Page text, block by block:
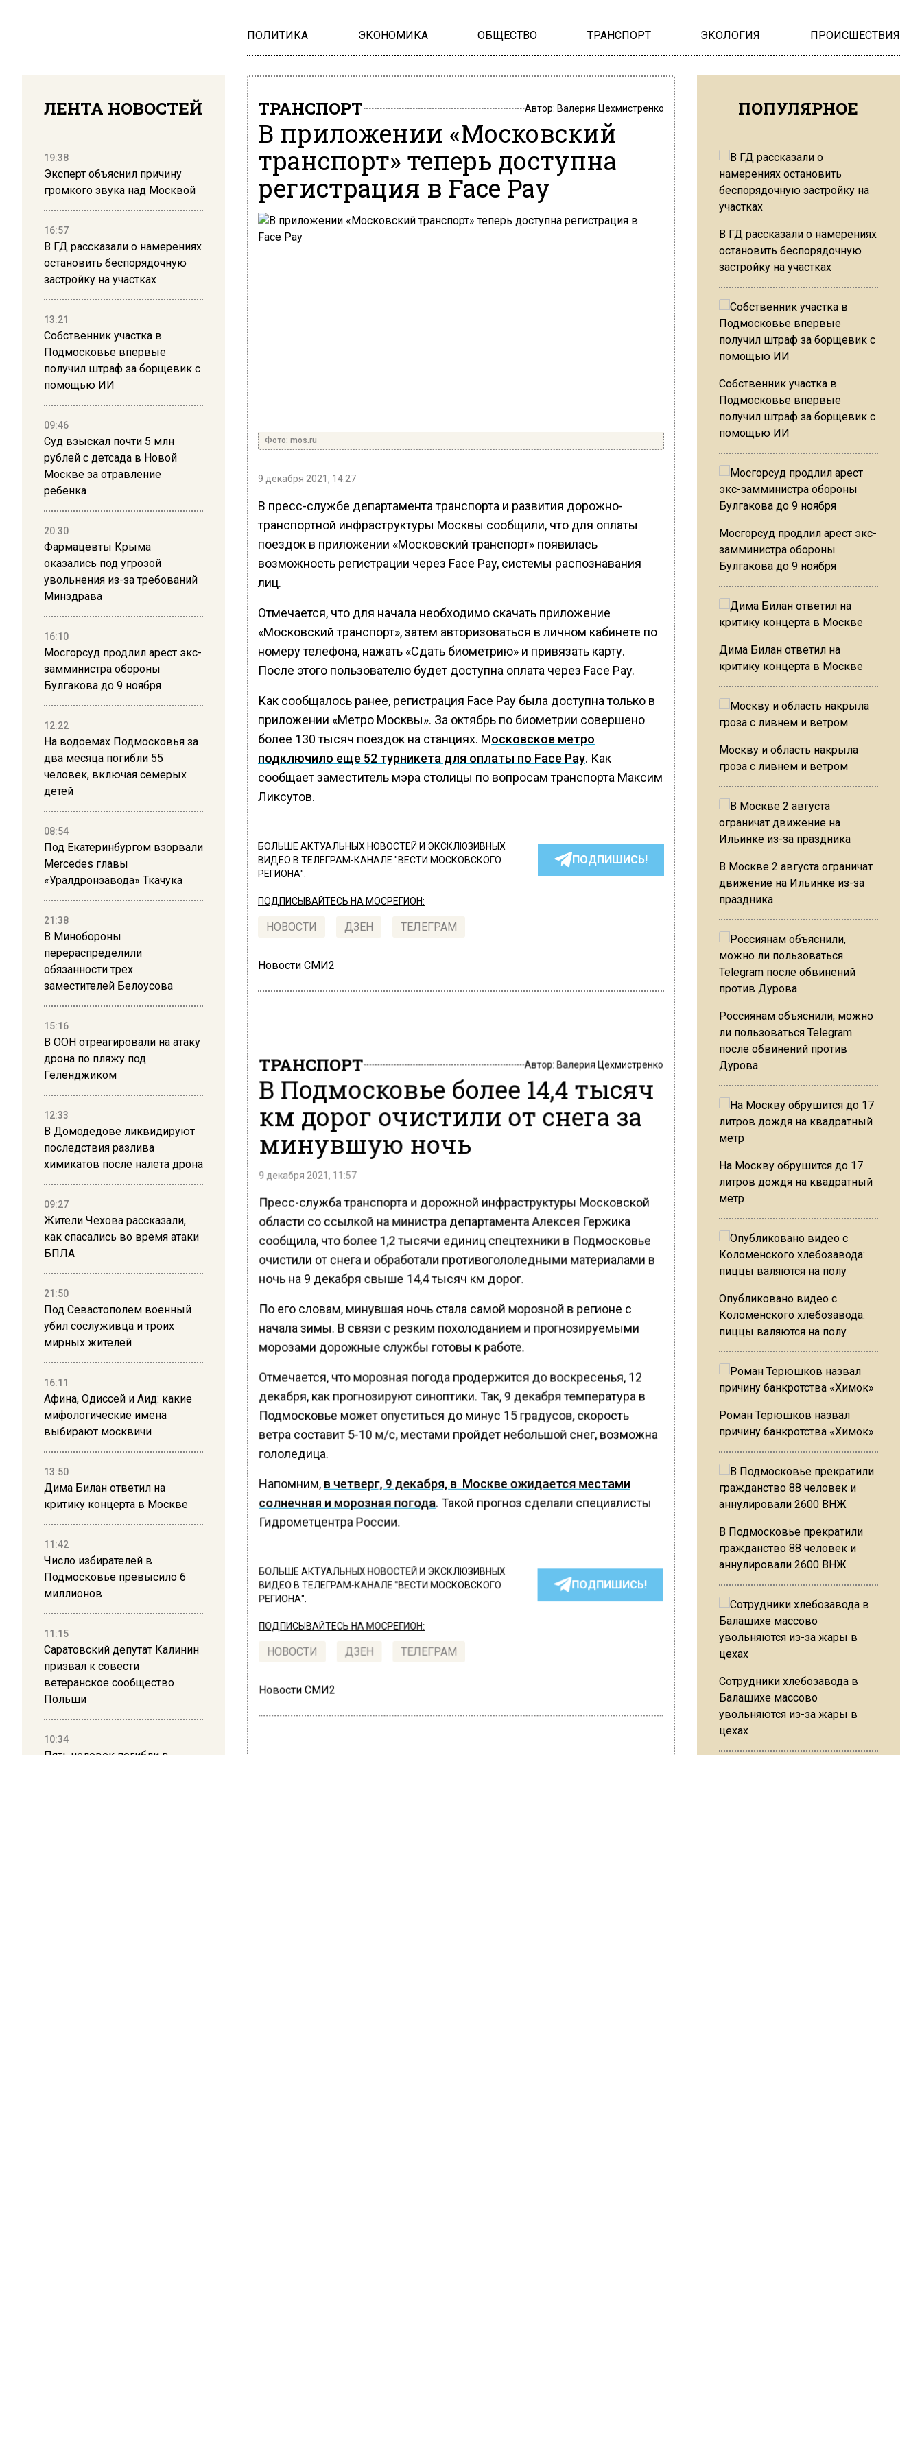
ПОЛИТИКА ЭКОНОМИКА ОБЩЕСТВО ТРАНСПОРТ ЭКОЛОГИЯ ПРОИСШЕСТВИЯ
ЛЕНТА НОВОСТЕЙ
19:38
Эксперт объяснил причину
громкого звука над Москвой
16:57
В ГД рассказали о намерениях
остановить беспорядочную
застройку на участках
13:21
Собственник участка в
Подмосковье впервые
получил штраф за борщевик с
помощью ИИ
09:46
Суд взыскал почти 5 млн
рублей с детсада в Новой
Москве за отравление
ребенка
20:30
Фармацевты Крыма
оказались под угрозой
увольнения из-за требований
Минздрава
16:10
Мосгорсуд продлил арест экс-
замминистра обороны
Булгакова до 9 ноября
12:22
На водоемах Подмосковья за
два месяца погибли 55
человек, включая семерых
детей
08:54
Под Екатеринбургом взорвали
Mercedes главы
«Уралдронзавода» Ткачука
21:38
В Минобороны
перераспределили
обязанности трех
заместителей Белоусова
15:16
В ООН отреагировали на атаку
дрона по пляжу под
Геленджиком
12:33
В Домодедове ликвидируют
последствия разлива
химикатов после налета дрона
09:27
Жители Чехова рассказали,
как спасались во время атаки
БПЛА
21:50
Под Севастополем военный
убил сослуживца и троих
мирных жителей
16:11
Афина, Одиссей и Аид: какие
мифологические имена
выбирают москвичи
13:50
Дима Билан ответил на
критику концерта в Москве
11:42
Число избирателей в
Подмосковье превысило 6
миллионов
11:15
Саратовский депутат Калинин
призвал к совести
ветеранское сообщество
Польши
10:34
Пять человек погибли в
ТРАНСПОРТ Автор: Валерия Цехмистренко
В приложении «Московский
транспорт» теперь доступна
регистрация в Face Pay
Фото: mos.ru
9 декабря 2021, 14:27
В пресс-службе департамента транспорта и развития дорожно-
транспортной инфраструктуры Москвы сообщили, что для оплаты
поездок в приложении «Московский транспорт» появилась
возможность регистрации через Face Pay, системы распознавания
лиц.
Отмечается, что для начала необходимо скачать приложение
«Московский транспорт», затем авторизоваться в личном кабинете по
номеру телефона, нажать «Сдать биометрию» и привязать карту.
После этого пользователю будет доступна оплата через Face Pay.
Как сообщалось ранее, регистрация Face Pay была доступна только в
приложении «Метро Москвы». За октябрь по биометрии совершено
более 130 тысяч поездок на станциях. Московское метро
подключило еще 52 турникета для оплаты по Face Pay. Как
сообщает заместитель мэра столицы по вопросам транспорта Максим
Ликсутов.
БОЛЬШЕ АКТУАЛЬНЫХ НОВОСТЕЙ И ЭКСКЛЮЗИВНЫХ
ВИДЕО В ТЕЛЕГРАМ-КАНАЛЕ "ВЕСТИ МОСКОВСКОГО
РЕГИОНА".
ПОДПИШИСЬ!
ПОДПИСЫВАЙТЕСЬ НА МОСРЕГИОН:
НОВОСТИ ДЗЕН ТЕЛЕГРАМ
Новости СМИ2
ТРАНСПОРТ Автор:Валерия Цехмистренко
В Подмосковье более 14,4 тысяч
км дорог очистили от снега за
минувшую ночь
9 декабря 2021, 11:57
Пресс-служба транспорта и дорожной инфраструктуры Московской
области со ссылкой на министра департамента Алексея Гержика
сообщила, что более 1,2 тысячи единиц спецтехники в Подмосковье
очистили от снега и обработали противогололедными материалами в
ночь на 9 декабря свыше 14,4 тысяч км дорог.
По его словам, минувшая ночь стала самой морозной в регионе с
начала зимы. В связи с резким похолоданием и прогнозируемыми
морозами дорожные службы готовы к работе.
Отмечается, что морозная погода продержится до воскресенья, 12
декабря, как прогнозируют синоптики. Так, 9 декабря температура в
Подмосковье может опуститься до минус 15 градусов, скорость
ветра составит 5-10 м/с, местами пройдет небольшой снег, возможна
гололедица.
Напомним,в четверг, 9 декабря, в Москве ожидается местами
солнечная и морозная погода. Такой прогноз сделали специалисты
Гидрометцентра России.
БОЛЬШЕ АКТУАЛЬНЫХ НОВОСТЕЙ И ЭКСКЛЮЗИВНЫХ
ВИДЕО В ТЕЛЕГРАМ-КАНАЛЕ "ВЕСТИ МОСКОВСКОГО
РЕГИОНА".
ПОДПИШИСЬ!
ПОДПИСЫВАЙТЕСЬ НА МОСРЕГИОН:
НОВОСТИ ДЗЕН ТЕЛЕГРАМ
Новости СМИ2
ПОПУЛЯРНОЕ
В ГД рассказали о намерениях
остановить беспорядочную
застройку на участках
Собственник участка в
Подмосковье впервые
получил штраф за борщевик с
помощью ИИ
Мосгорсуд продлил арест экс-
замминистра обороны
Булгакова до 9 ноября
Дима Билан ответил на
критику концерта в Москве
Москву и область накрыла
гроза с ливнем и ветром
В Москве 2 августа ограничат
движение на Ильинке из-за
праздника
Россиянам объяснили, можно
ли пользоваться Telegram
после обвинений против
Дурова
На Москву обрушится до 17
литров дождя на квадратный
метр
Опубликовано видео с
Коломенского хлебозавода:
пиццы валяются на полу
Роман Терюшков назвал
причину банкротства «Химок»
В Подмосковье прекратили
гражданство 88 человек и
аннулировали 2600 ВНЖ
Сотрудники хлебозавода в
Балашихе массово
увольняются из-за жары в
цехах